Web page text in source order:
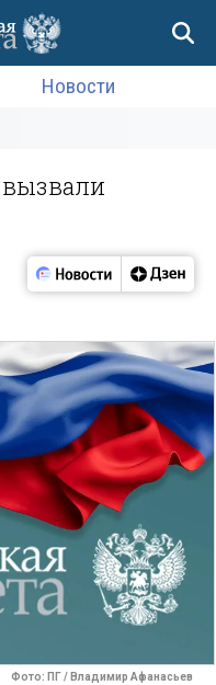
Новости
Фото: ПГ / Владимир Афанасьев